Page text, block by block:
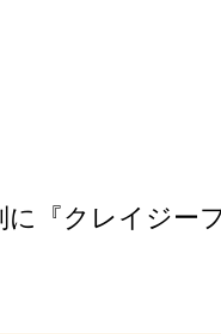
『クレイジー